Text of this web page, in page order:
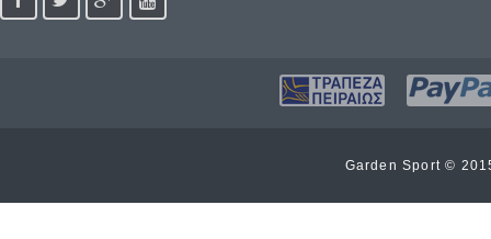
Garden Sport ©